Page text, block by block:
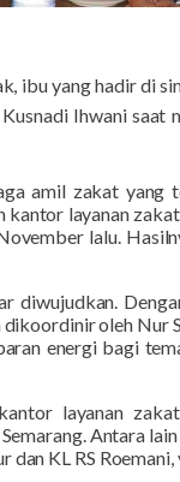
ibu yang hadir di
Kusnadi Ihwani
amil zakat yang
kantor layanan
lalu.
diwujudkan.
oleh Nur
energi bagi
layanan
Antara
dan KL RS